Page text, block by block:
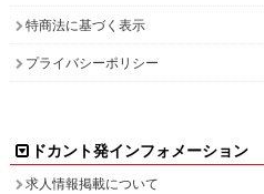
特商法に基づく表示
プライバシーポリシー
ドカント発インフォメーション
求人情報掲載について